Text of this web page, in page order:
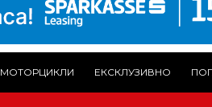
МОТОРЦИКЛИ ЕКСКЛУЗИВНО